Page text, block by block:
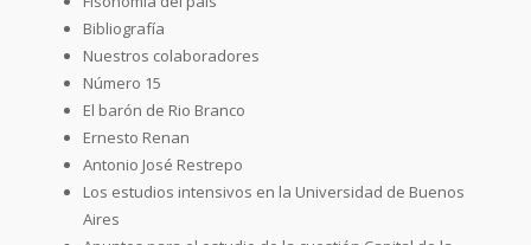
Bibliografía
Nuestros colaboradores
Número 15
El barón de Rio Branco
Ernesto Renan
Antonio José Restrepo
Los estudios intensivos en la Universidad de Buenos
Aires